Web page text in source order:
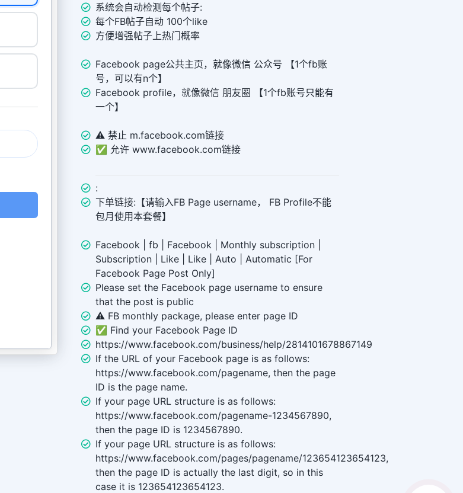
系统会自动检测每个帖子:
每个FB帖子自动 100个like
方便增强帖子上热门概率
Facebook page公共主页，就像微信 公众号 【1个fb账
号，可以有n个】
Facebook profile，就像微信 朋友圈 【1个fb账号只能有
一个】
⚠️ 禁止 m.facebook.com链接
✅ 允许 www.facebook.com链接
:
下单链接:【请输入FB Page username， FB Profile不能
包月使用本套餐】
Facebook | fb | Facebook | Monthly subscription |
Subscription | Like | Like | Auto | Automatic [For
Facebook Page Post Only]
Please set the Facebook page username to ensure
that the post is public
⚠️ FB monthly package, please enter page ID
✅ Find your Facebook Page ID
https://www.facebook.com/business/help/2814101678867149
If the URL of your Facebook page is as follows:
https://www.facebook.com/pagename, then the page
ID is the page name.
If your page URL structure is as follows:
https://www.facebook.com/pagename-1234567890,
then the page ID is 1234567890.
If your page URL structure is as follows:
https://www.facebook.com/pages/pagename/123654123654123,
then the page ID is actually the last digit, so in this
case it is 123654123654123.